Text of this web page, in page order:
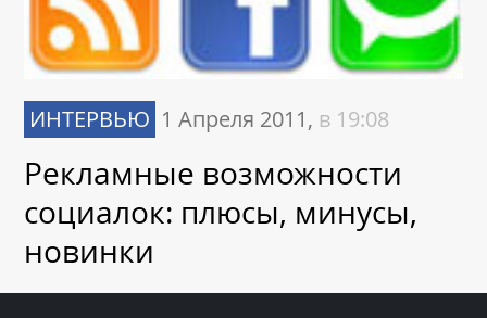
ИНТЕРВЬЮ 1 Апреля 2011, в 19:08
Рекламные возможности
социалок: плюсы, минусы,
новинки